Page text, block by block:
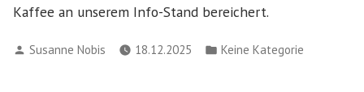
Kaffee an unserem Info-Stand bereichert.
Verfasst
Susanne Nobis 18.12.2025
Veröffentlicht
Keine Kategorie